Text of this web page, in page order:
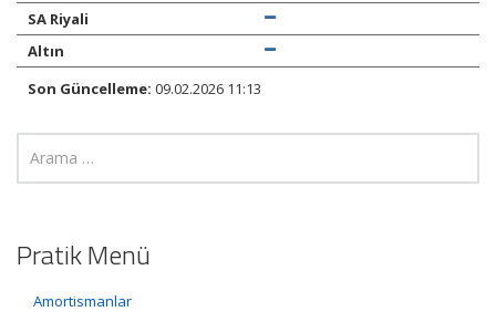
SA Riyali
Altın
Son Güncelleme: 09.02.2026 11:13
Pratik Menü
Amortismanlar